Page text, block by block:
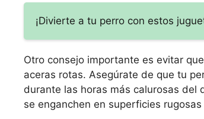
¡Divierte a tu perro con estos
Otro consejo importante es evitar
aceras rotas. Asegúrate de que tu
durante las horas más calurosas del
se enganchen en superficies